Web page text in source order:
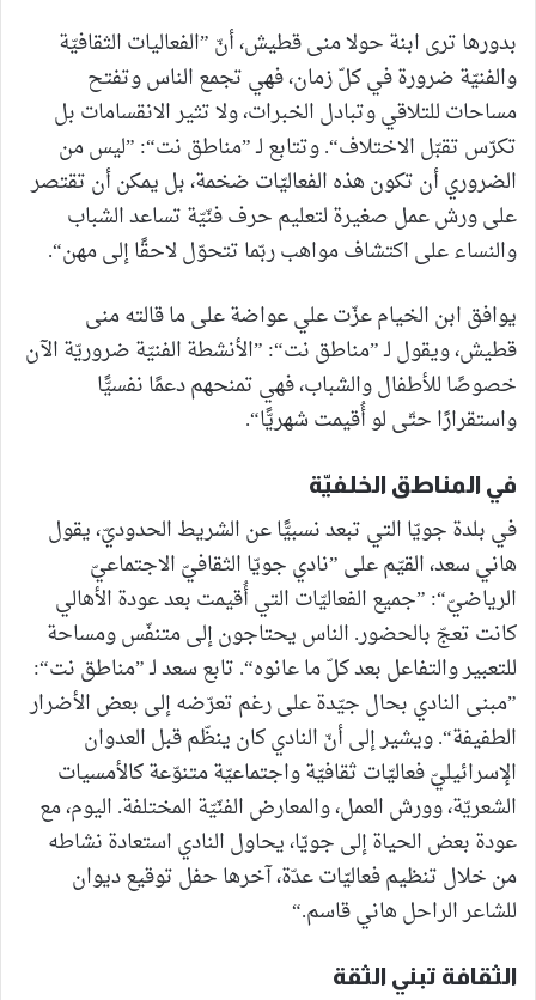
بدورها ترى ابنة حولا منى قطيش، أنّ ”الفعاليات الثقافيّة
والفنيّة ضرورة في كلّ زمان، فهي تجمع الناس وتفتح
مساحات للتلاقي وتبادل الخبرات، ولا تثير الانقسامات بل
تكرّس تقبّل الاختلاف“. وتتابع لـ ”مناطق نت“: ”ليس من
الضروري أن تكون هذه الفعاليّات ضخمة، بل يمكن أن تقتصر
على ورش عمل صغيرة لتعليم حرف فنّيّة تساعد الشباب
والنساء على اكتشاف مواهب ربّما تتحوّل لاحقًا إلى مهن“.
يوافق ابن الخيام عزّت علي عواضة على ما قالته منى
قطيش، ويقول لـ ”مناطق نت“: ”الأنشطة الفنيّة ضروريّة الآن
خصوصًا للأطفال والشباب، فهي تمنحهم دعمًا نفسيًّا
واستقرارًا حتّى لو أُقيمت شهريًّا“.
في المناطق الخلفيّة
في بلدة جويّا التي تبعد نسبيًّا عن الشريط الحدوديّ، يقول
هاني سعد، القيّم على ”نادي جويّا الثقافيّ الاجتماعيّ
الرياضيّ“: ”جميع الفعاليّات التي أُقيمت بعد عودة الأهالي
كانت تعجّ بالحضور. الناس يحتاجون إلى متنفّس ومساحة
للتعبير والتفاعل بعد كلّ ما عانوه“. تابع سعد لـ ”مناطق نت“:
”مبنى النادي بحال جيّدة على رغم تعرّضه إلى بعض الأضرار
الطفيفة“. ويشير إلى أنّ النادي كان ينظّم قبل العدوان
الإسرائيليّ فعاليّات ثقافيّة واجتماعيّة متنوّعة كالأمسيات
الشعريّة، وورش العمل، والمعارض الفنّيّة المختلفة. اليوم، مع
عودة بعض الحياة إلى جويّا، يحاول النادي استعادة نشاطه
من خلال تنظيم فعاليّات عدّة، آخرها حفل توقيع ديوان
للشاعر الراحل هاني قاسم.“
الثقافة تبني الثقة